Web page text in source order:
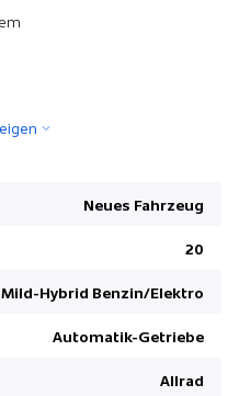
Neues Fahrzeug
20
Mild-Hybrid Benzin/Elektro
Automatik-Getriebe
Allrad